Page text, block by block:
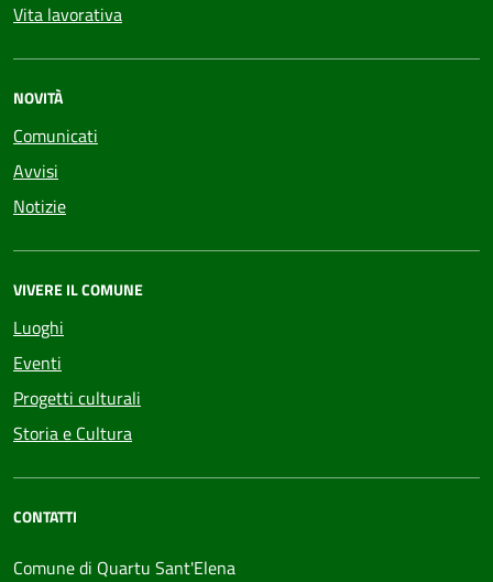
Vita lavorativa
NOVITÀ
Comunicati
Avvisi
Notizie
VIVERE IL COMUNE
Luoghi
Eventi
Progetti culturali
Storia e Cultura
CONTATTI
Comune di Quartu Sant'Elena